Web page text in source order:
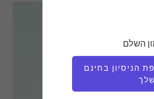
השלם
הניסיון בחינם
שלך